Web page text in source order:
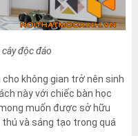
độc đáo
không gian trở nên sinh
này với chiếc bàn học
muốn được sở hữu
và sáng tạo trong quá